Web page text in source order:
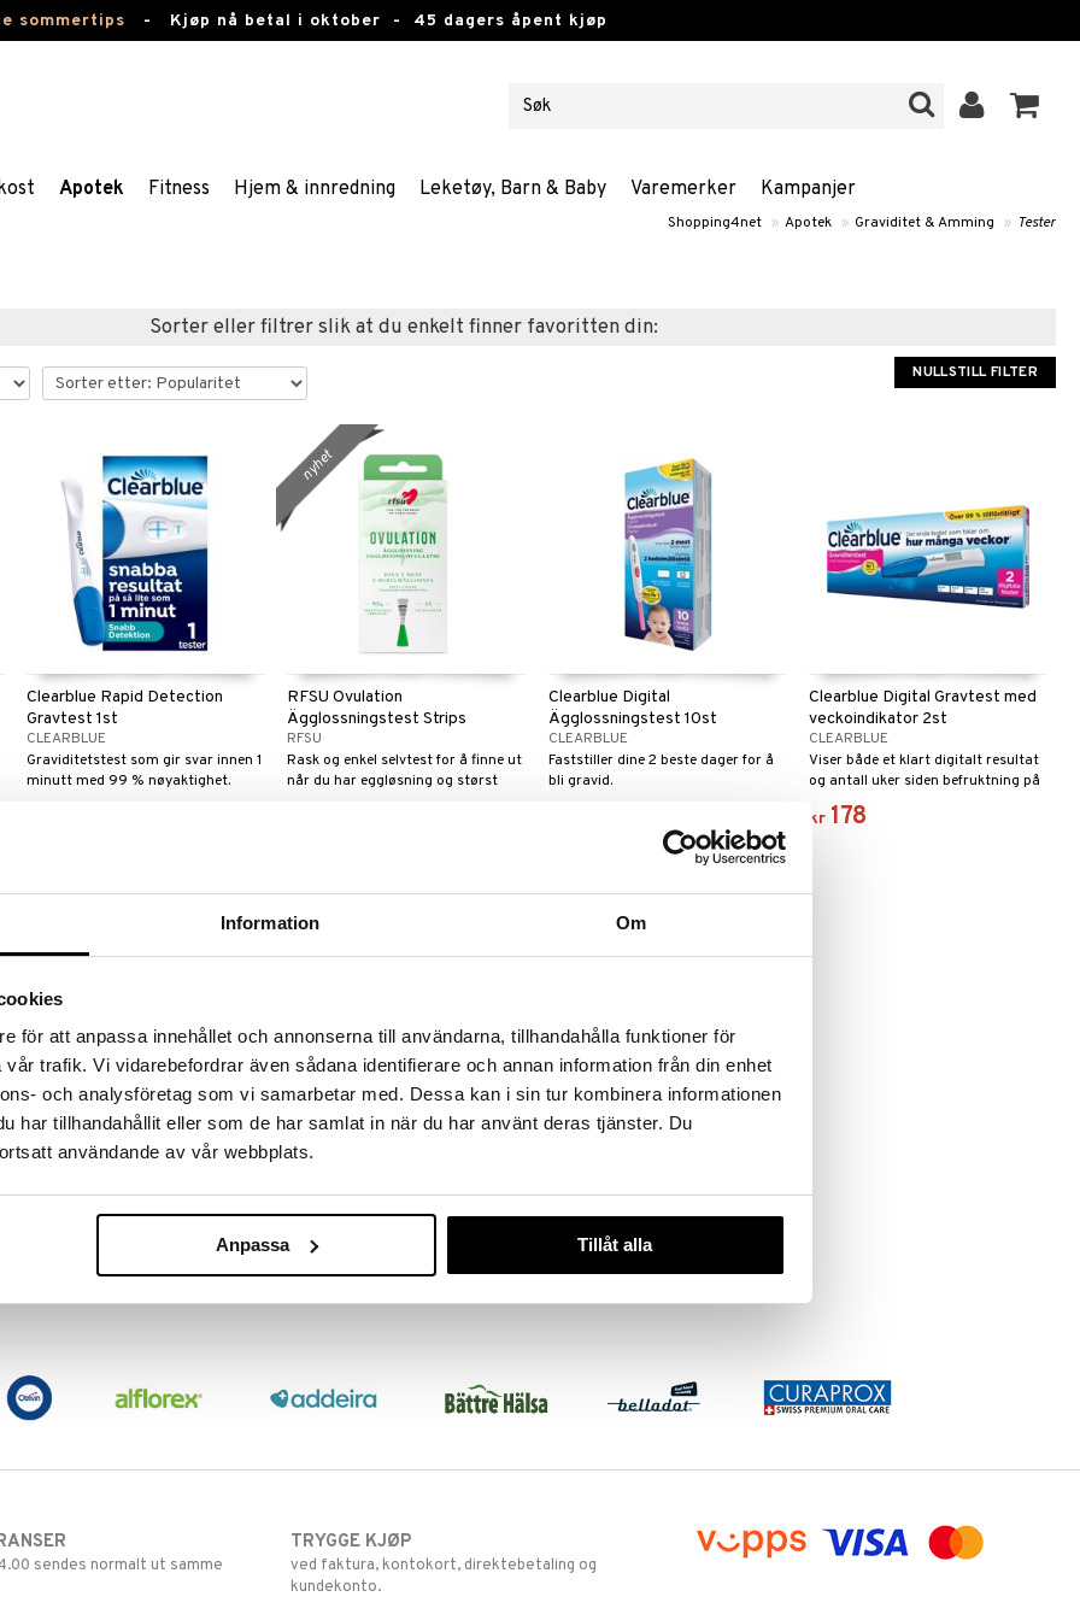
Information Om
för att anpassa innehållet och annonserna till användarna, tillhandahålla funktioner för
trafik. Vi vidarebefordrar även sådana identifierare och annan information från din enhet
och analysföretag som vi samarbetar med. Dessa kan i sin tur kombinera informationen
har tillhandahållit eller som de har samlat in när du har använt deras tjänster. Du
användande av vår webbplats.
Anpassa Tillåt alla
sommertips - Kjøp nå betal i oktober - 45 dagers åpent kjøp
Apotek Fitness Hjem & innredning Leketøy, Barn & Baby Varemerker Kampanjer
Shopping4net » Apotek » Graviditet & Amming » Tester
Sorter eller filtrer slik at du enkelt finner favoritten din:
NULLSTILL FILTER
Clearblue Rapid Detection
Gravtest 1st
CLEARBLUE
Graviditetstest som gir svar innen 1
minutt med 99 % nøyaktighet.
RFSU Ovulation
Ägglossningstest Strips
RFSU
Rask og enkel selvtest for å finne ut
når du har eggløsning og størst
nyhet
Clearblue Digital
Ägglossningstest 10st
CLEARBLUE
Faststiller dine 2 beste dager for å
bli gravid.
Clearblue Digital Gravtest med
veckoindikator 2st
CLEARBLUE
Viser både et klart digitalt resultat
og antall uker siden befruktning på
samme display.
kr 178
Clearblue Digital Gravtest med
CLEARBLUE
Viser både et klart digitalt resultat
og antall uker siden befruktning på
Clearblue Digitalt Ultratidigt
CLEARBLUE
En ekstra sensitiv digital
graviditet.
kr 239
nyhet
RFSU
Graviditetstest for deg som vil teste
kr 45
sendes normalt ut samme
TRYGGE KJØP
ved faktura, kontokort, direktebetaling og
kundekonto.